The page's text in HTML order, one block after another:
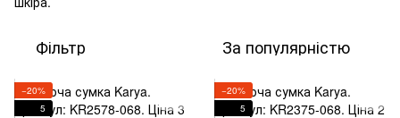
Фільтр За популярністю
−20%
5
−20%
5